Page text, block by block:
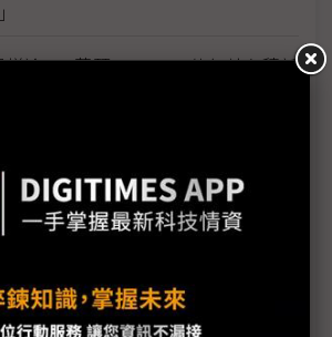
增逾200萬顆 NVIDIA傳急敲台積新
1B簽證費用爭議延燒 美國商會提起
造台積美廠 NYT剖析1.8萬條法規
龍頭手腳